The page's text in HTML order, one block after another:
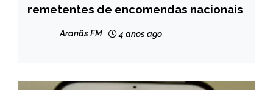
NOTÍCIAS
remetentes de encomendas nacionais
Aranãs FM 4 anos ago